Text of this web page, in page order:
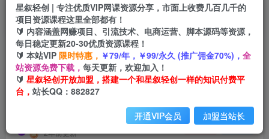
首页 创业课程 会员免费 正文
小彬网虚拟资源网站培训课程，如何一个月快速做
出盈利的资源网站（实打实经验）
2年前更新
关注 私信
星叙轻创 | 专注优质VIP网课资源分享，市面上收费几百几千的
项目资源课程这里全部都有！
🔰 内容涵盖网赚项目、引流技术、电商运营、脚本源码等资源，
每日稳定更新20-30优质资源课程！
🔰 本站VIP 限时特惠， ￥79/年，￥99/永久 (推广佣金70%)， 全
站资源免费下载， 每天更新，欢迎加入！
🔰 星叙轻创开放加盟，搭建一个和星叙轻创一样的知识付费平
台， 站长QQ：882827
开通VIP会员 加盟当站长